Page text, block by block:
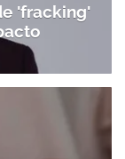
'fracking'